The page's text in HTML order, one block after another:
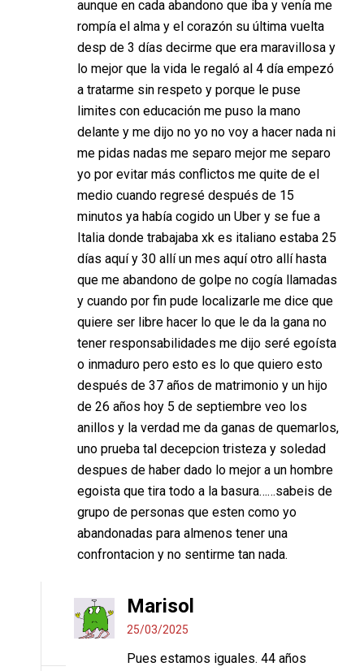
aunque en cada abandono que iba y venía me
rompía el alma y el corazón su última vuelta
desp de 3 días decirme que era maravillosa y
lo mejor que la vida le regaló al 4 día empezó
a tratarme sin respeto y porque le puse
limites con educación me puso la mano
delante y me dijo no yo no voy a hacer nada ni
me pidas nadas me separo mejor me separo
yo por evitar más conflictos me quite de el
medio cuando regresé después de 15
minutos ya había cogido un Uber y se fue a
Italia donde trabajaba xk es italiano estaba 25
días aquí y 30 allí un mes aquí otro allí hasta
que me abandono de golpe no cogía llamadas
y cuando por fin pude localizarle me dice que
quiere ser libre hacer lo que le da la gana no
tener responsabilidades me dijo seré egoísta
o inmaduro pero esto es lo que quiero esto
después de 37 años de matrimonio y un hijo
de 26 años hoy 5 de septiembre veo los
anillos y la verdad me da ganas de quemarlos,
uno prueba tal decepcion tristeza y soledad
despues de haber dado lo mejor a un hombre
egoista que tira todo a la basura……sabeis de
grupo de personas que esten como yo
abandonadas para almenos tener una
confrontacion y no sentirme tan nada.
Marisol
25/03/2025
Pues estamos iguales. 44 años